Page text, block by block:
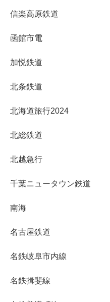
信楽高原鉄道
函館市電
加悦鉄道
北条鉄道
北海道旅行2024
北総鉄道
北越急行
千葉ニュータウン鉄道
南海
名古屋鉄道
名鉄岐阜市内線
名鉄揖斐線